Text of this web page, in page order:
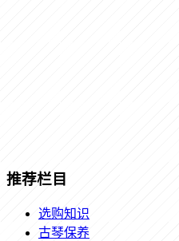
推荐栏目
选购知识
古琴保养